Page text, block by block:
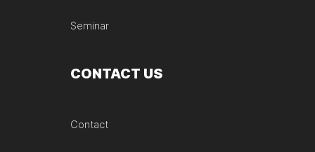
Seminar
CONTACT US
Contact